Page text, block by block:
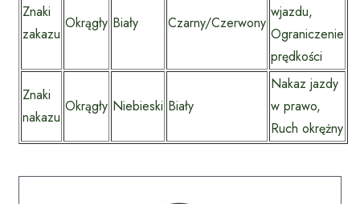
Znaki
zakazu
Okrągły Biały Czarny/Czerwony
wjazdu,
Ograniczenie
prędkości
Znaki
nakazu
Okrągły Niebieski Biały
Nakaz jazdy
w prawo,
Ruch okrężny